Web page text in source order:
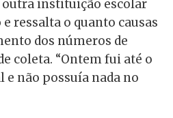
instituição escolar
ressalta o quanto causas
dos números de
coleta. “Ontem fui até o
e não possuía nada no